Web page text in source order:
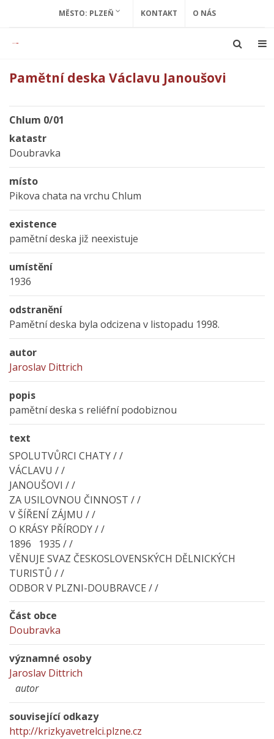
MĚSTO: PLZEŇ KONTAKT O NÁS
Pamětní deska Václavu Janoušovi
Chlum 0/01
katastr
Doubravka
místo
Pikova chata na vrchu Chlum
existence
pamětní deska již neexistuje
umístění
1936
odstranění
Pamětní deska byla odcizena v listopadu 1998.
autor
Jaroslav Dittrich
popis
pamětní deska s reliéfní podobiznou
text
SPOLUTVŮRCI CHATY / /
VÁCLAVU / /
JANOUŠOVI / /
ZA USILOVNOU ČINNOST / /
V ŠÍŘENÍ ZÁJMU / /
O KRÁSY PŘÍRODY / /
1896 1935 / /
VĚNUJE SVAZ ČESKOSLOVENSKÝCH DĚLNICKÝCH
TURISTŮ / /
ODBOR V PLZNI-DOUBRAVCE / /
Část obce
Doubravka
významné osoby
Jaroslav Dittrich
autor
související odkazy
http://krizkyavetrelci.plzne.cz